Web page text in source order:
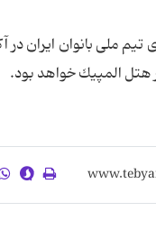
ملی بانوان ایران در
هتل المپیك خواهد بود.